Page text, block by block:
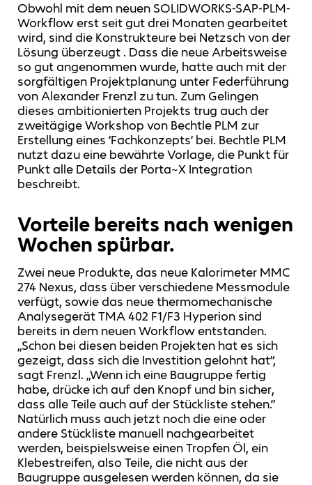
Obwohl mit dem neuen SOLIDWORKS-SAP-PLM-
Workflow erst seit gut drei Monaten gearbeitet
wird, sind die Konstrukteure bei Netzsch von der
Lösung überzeugt . Dass die neue Arbeitsweise
so gut angenommen wurde, hatte auch mit der
sorgfältigen Projektplanung unter Federführung
von Alexander Frenzl zu tun. Zum Gelingen
dieses ambitionierten Projekts trug auch der
zweitägige Workshop von Bechtle PLM zur
Erstellung eines ‘Fachkonzepts‘ bei. Bechtle PLM
nutzt dazu eine bewährte Vorlage, die Punkt für
Punkt alle Details der Porta~X Integration
beschreibt.
Vorteile bereits nach wenigen
Wochen spürbar.
Zwei neue Produkte, das neue Kalorimeter MMC
274 Nexus, dass über verschiedene Messmodule
verfügt, sowie das neue thermomechanische
Analysegerät TMA 402 F1/F3 Hyperion sind
bereits in dem neuen Workflow entstanden.
„Schon bei diesen beiden Projekten hat es sich
gezeigt, dass sich die Investition gelohnt hat“,
sagt Frenzl. „Wenn ich eine Baugruppe fertig
habe, drücke ich auf den Knopf und bin sicher,
dass alle Teile auch auf der Stückliste stehen.”
Natürlich muss auch jetzt noch die eine oder
andere Stückliste manuell nachgearbeitet
werden, beispielsweise einen Tropfen Öl, ein
Klebestreifen, also Teile, die nicht aus der
Baugruppe ausgelesen werden können, da sie